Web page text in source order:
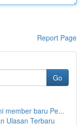
Report Page
Go
member baru Pe...
Ulasan Terbaru